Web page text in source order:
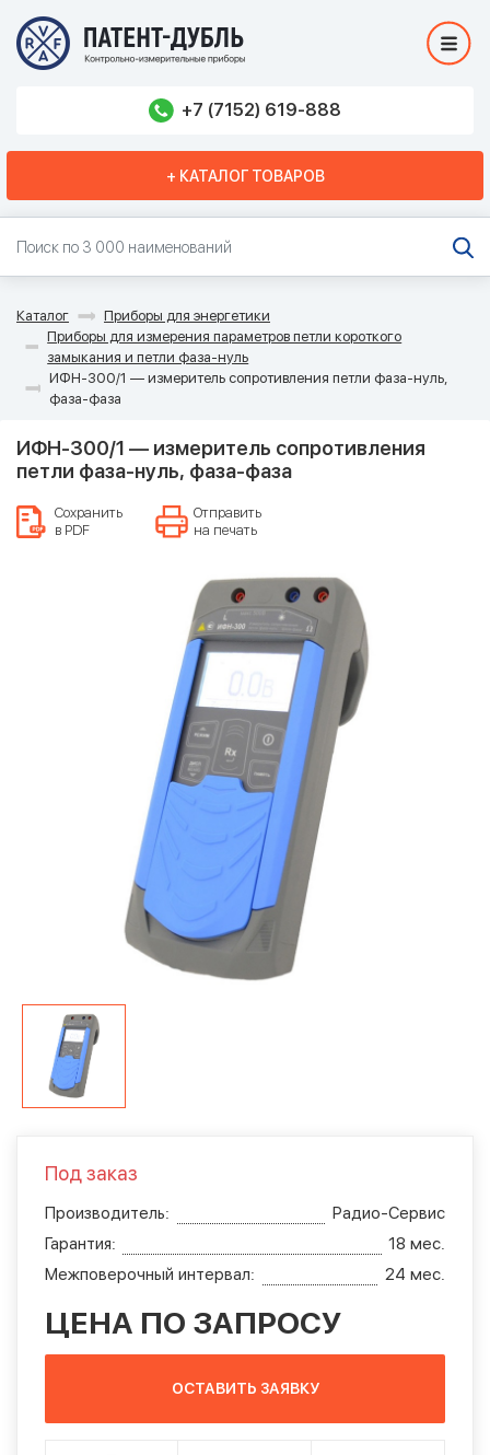
+7 (7152) 619-888
+ КАТАЛОГ ТОВАРОВ
Каталог
Приборы для энергетики
Приборы для измерения параметров петли короткого
замыкания и петли фаза-нуль
ИФН-300/1 — измеритель сопротивления петли фаза-нуль,
фаза-фаза
ИФН-300/1 — измеритель сопротивления
петли фаза-нуль, фаза-фаза
Сохранить
в PDF
Отправить
на печать
Под заказ
Производитель:
Радио-Сервис
Гарантия:
18 мес.
Межповерочный интервал:
24 мес.
ЦЕНА ПО ЗАПРОСУ
ОСТАВИТЬ ЗАЯВКУ